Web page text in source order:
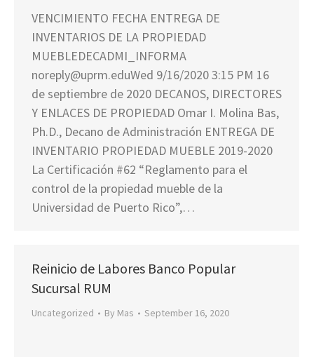
VENCIMIENTO FECHA ENTREGA DE
INVENTARIOS DE LA PROPIEDAD
MUEBLEDECADMI_INFORMA
noreply@uprm.eduWed 9/16/2020 3:15 PM 16
de septiembre de 2020 DECANOS, DIRECTORES
Y ENLACES DE PROPIEDAD Omar I. Molina Bas,
Ph.D., Decano de Administración ENTREGA DE
INVENTARIO PROPIEDAD MUEBLE 2019-2020
La Certificación #62 “Reglamento para el
control de la propiedad mueble de la
Universidad de Puerto Rico”,…
Reinicio de Labores Banco Popular
Sucursal RUM
Uncategorized By Mas September 16, 2020